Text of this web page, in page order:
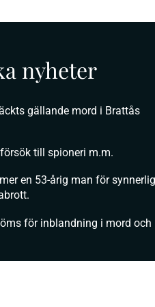
nyheter
gällande mord i Brattås
till spioneri m.m.
en 53-årig man för
för inblandning i mord och